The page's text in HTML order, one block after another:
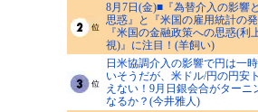
8月7日(金)■『為替介入の影響
思惑』と『米国の雇用統計の
『米国の金融政策への思惑(利
視)』に注目！(羊飼い)
日米協調介入の影響で円は一
いそうだが、米ドル/円の円安
えない！9月日銀会合がターニ
なるか？(今井雅人)